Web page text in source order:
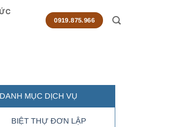
0919.875.966
DANH MỤC DỊCH VỤ
BIỆT THỰ ĐƠN LẬP